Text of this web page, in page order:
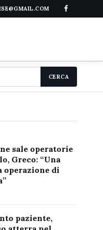
CERCA
sale operatorie
Greco: “Una
operazione di
paziente,